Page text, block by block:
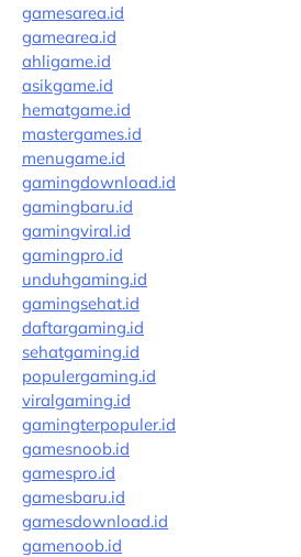
gamesarea.id
gamearea.id
ahligame.id
asikgame.id
hematgame.id
mastergames.id
menugame.id
gamingdownload.id
gamingbaru.id
gamingviral.id
gamingpro.id
unduhgaming.id
gamingsehat.id
daftargaming.id
sehatgaming.id
populergaming.id
viralgaming.id
gamingterpopuler.id
gamesnoob.id
gamespro.id
gamesbaru.id
gamesdownload.id
gamenoob.id